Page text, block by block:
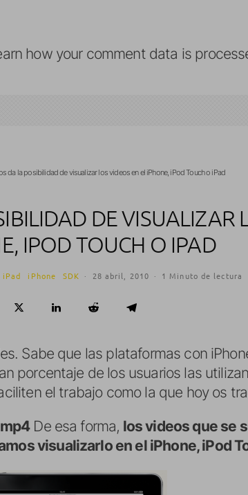
how your comment data is
da la posibilidad de visualizar los videos en el iPhone, iPod Touch o iPad
DE VISUALIZAR
IPOD TOUCH O IPAD
iPad iPhone SDK · 28 abril, 2010 · 1 Minuto de lectura
Sabe que las plataformas con
porcentaje de los usuarios las
el trabajo como la que hoy os
De esa forma, los videos que se
visualizarlo en el iPhone, iPod